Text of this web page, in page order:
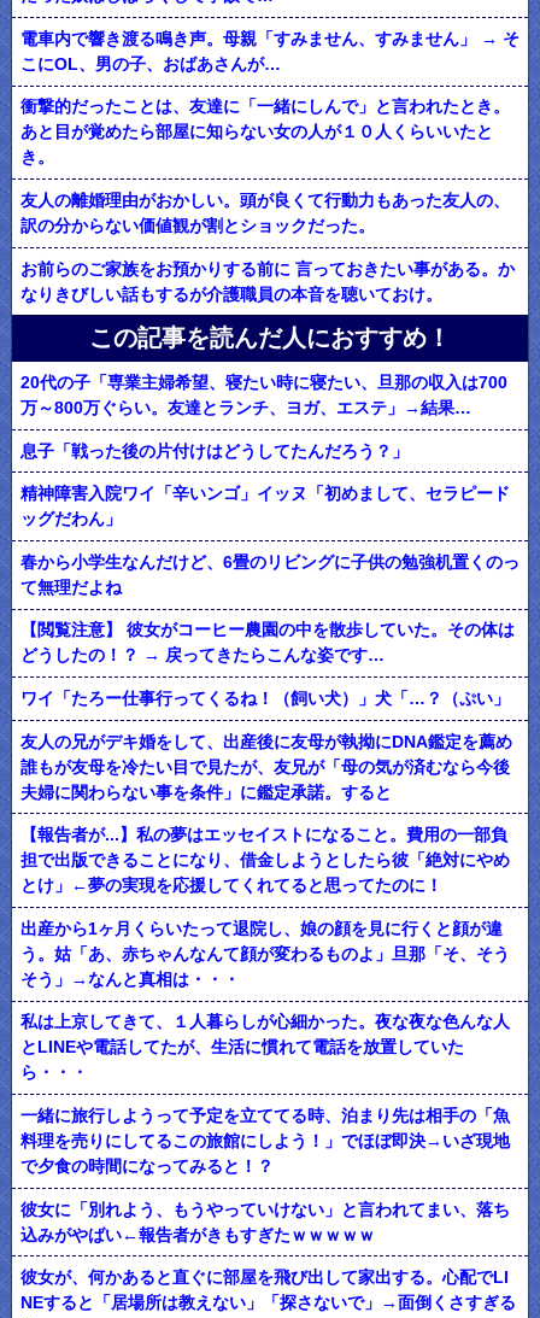
電車内で響き渡る鳴き声。母親「すみません、すみません」 → そ
こにOL、男の子、おばあさんが…
衝撃的だったことは、友達に「一緒にしんで」と言われたとき。
あと目が覚めたら部屋に知らない女の人が１０人くらいいたと
き。
友人の離婚理由がおかしい。頭が良くて行動力もあった友人の、
訳の分からない価値観が割とショックだった。
お前らのご家族をお預かりする前に 言っておきたい事がある。か
なりきびしい話もするが介護職員の本音を聴いておけ。
この記事を読んだ人におすすめ！
20代の子「専業主婦希望、寝たい時に寝たい、旦那の収入は700
万～800万ぐらい。友達とランチ、ヨガ、エステ」→結果…
息子「戦った後の片付けはどうしてたんだろう？」
精神障害入院ワイ「辛いンゴ」イッヌ「初めまして、セラピード
ッグだわん」
春から小学生なんだけど、6畳のリビングに子供の勉強机置くのっ
て無理だよね
【閲覧注意】 彼女がコーヒー農園の中を散歩していた。その体は
どうしたの！？ → 戻ってきたらこんな姿です…
ワイ「たろー仕事行ってくるね！（飼い犬）」犬「…？（ぷい」
友人の兄がデキ婚をして、出産後に友母が執拗にDNA鑑定を薦め
誰もが友母を冷たい目で見たが、友兄が「母の気が済むなら今後
夫婦に関わらない事を条件」に鑑定承諾。すると
【報告者が...】私の夢はエッセイストになること。費用の一部負
担で出版できることになり、借金しようとしたら彼「絶対にやめ
とけ」←夢の実現を応援してくれてると思ってたのに！
出産から1ヶ月くらいたって退院し、娘の顔を見に行くと顔が違
う。姑「あ、赤ちゃんなんて顔が変わるものよ」旦那「そ、そう
そう」→なんと真相は・・・
私は上京してきて、１人暮らしが心細かった。夜な夜な色んな人
とLINEや電話してたが、生活に慣れて電話を放置していた
ら・・・
一緒に旅行しようって予定を立ててる時、泊まり先は相手の「魚
料理を売りにしてるこの旅館にしよう！」でほぼ即決→いざ現地
で夕食の時間になってみると！？
彼女に「別れよう、もうやっていけない」と言われてまい、落ち
込みがやばい←報告者がきもすぎたｗｗｗｗｗ
彼女が、何かあると直ぐに部屋を飛び出して家出する。心配でLI
NEすると「居場所は教えない」「探さないで」→面倒くさすぎる